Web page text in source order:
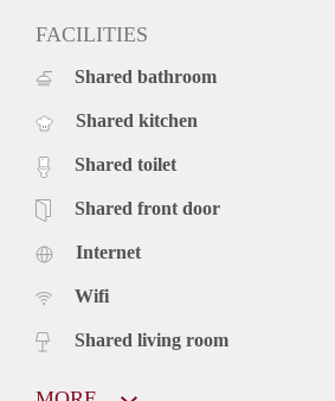
FACILITIES
Shared bathroom
Shared kitchen
Shared toilet
Shared front door
Internet
Wifi
Shared living room